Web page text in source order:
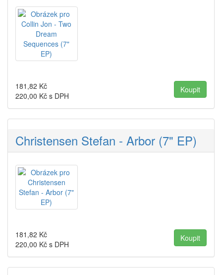
181,82 Kč
220,00 Kč s DPH
Christensen Stefan - Arbor (7" EP)
181,82 Kč
220,00 Kč s DPH